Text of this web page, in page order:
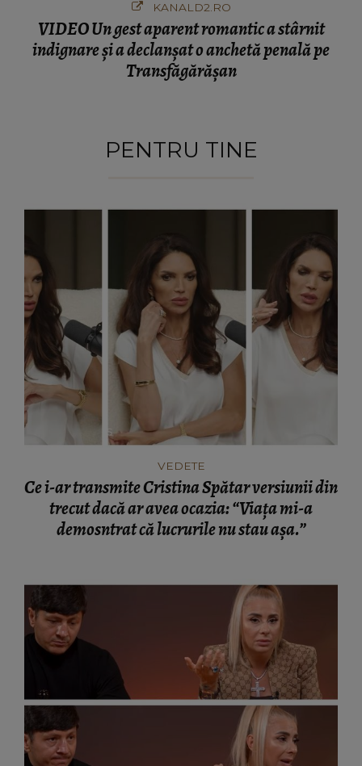
KANALD2.RO
VIDEO Un gest aparent romantic a stârnit
indignare și a declanșat o anchetă penală pe
Transfăgărășan
PENTRU TINE
VEDETE
Ce i-ar transmite Cristina Spătar versiunii din
trecut dacă ar avea ocazia: “Viața mi-a
demosntrat că lucrurile nu stau așa.”